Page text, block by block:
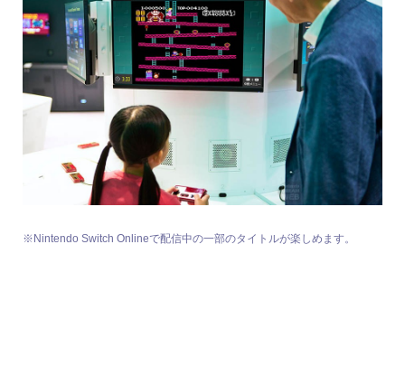
※Nintendo Switch Onlineで配信中の一部のタイトルが楽しめます。